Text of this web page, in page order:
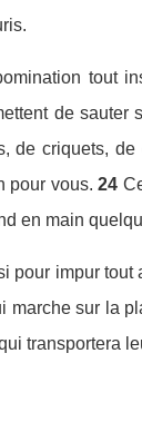
tout
de sauter
de criquets,
pour vous. 24
en main
pour impur
marche sur la
transportera